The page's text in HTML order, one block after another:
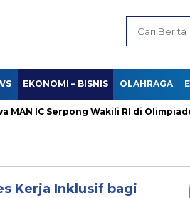
EKONOMI – BISNIS OLAHRAGA
IC Serpong Wakili RI di Olimpiade
Kerja Inklusif bagi